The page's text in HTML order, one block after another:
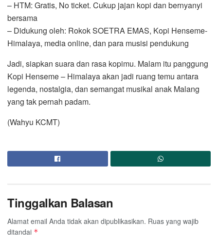
– HTM: Gratis, No ticket. Cukup jajan kopi dan bernyanyi
bersama
– Didukung oleh: Rokok SOETRA EMAS, Kopi Henseme-
Himalaya, media online, dan para musisi pendukung
Jadi, siapkan suara dan rasa kopimu. Malam itu panggung
Kopi Henseme – Himalaya akan jadi ruang temu antara
legenda, nostalgia, dan semangat musikal anak Malang
yang tak pernah padam.
(Wahyu KCMT)
Tinggalkan Balasan
Alamat email Anda tidak akan dipublikasikan. Ruas yang wajib
ditandai *